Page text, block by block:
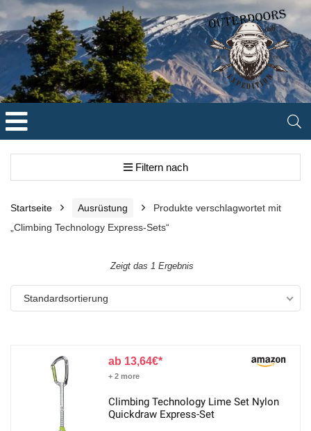
Filtern nach
Startseite Ausrüstung
Produkte verschlagwortet mit
„Climbing Technology Express-Sets“
Zeigt das 1 Ergebnis
Standardsortierung
13,64€
+ 2 more
Climbing Technology Lime Set Nylon
Quickdraw Express-Set